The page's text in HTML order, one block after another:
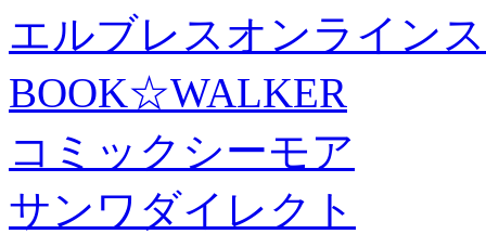
エルブレスオンライン
BOOK☆WALKER
コミックシーモア
サンワダイレクト